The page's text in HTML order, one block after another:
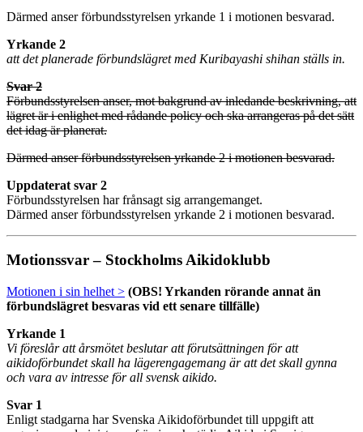
Därmed anser förbundsstyrelsen yrkande 1 i motionen besvarad.
Yrkande 2
att det planerade förbundslägret med Kuribayashi shihan ställs in.
Svar 2
Förbundsstyrelsen anser, mot bakgrund av inledande beskrivning, att
lägret är i enlighet med rådande policy och ska arrangeras på det sätt
det idag är planerat.
Därmed anser förbundsstyrelsen yrkande 2 i motionen besvarad.
Uppdaterat svar 2
Förbundsstyrelsen har frånsagt sig arrangemanget.
Därmed anser förbundsstyrelsen yrkande 2 i motionen besvarad.
Motionssvar – Stockholms Aikidoklubb
Motionen i sin helhet > (OBS! Yrkanden rörande annat än
förbundslägret besvaras vid ett senare tillfälle)
Yrkande 1
Vi föreslår att årsmötet beslutar att förutsättningen för att
aikidoförbundet skall ha lägerengagemang är att det skall gynna
och vara av intresse för all svensk aikido.
Svar 1
Enligt stadgarna har Svenska Aikidoförbundet till uppgift att